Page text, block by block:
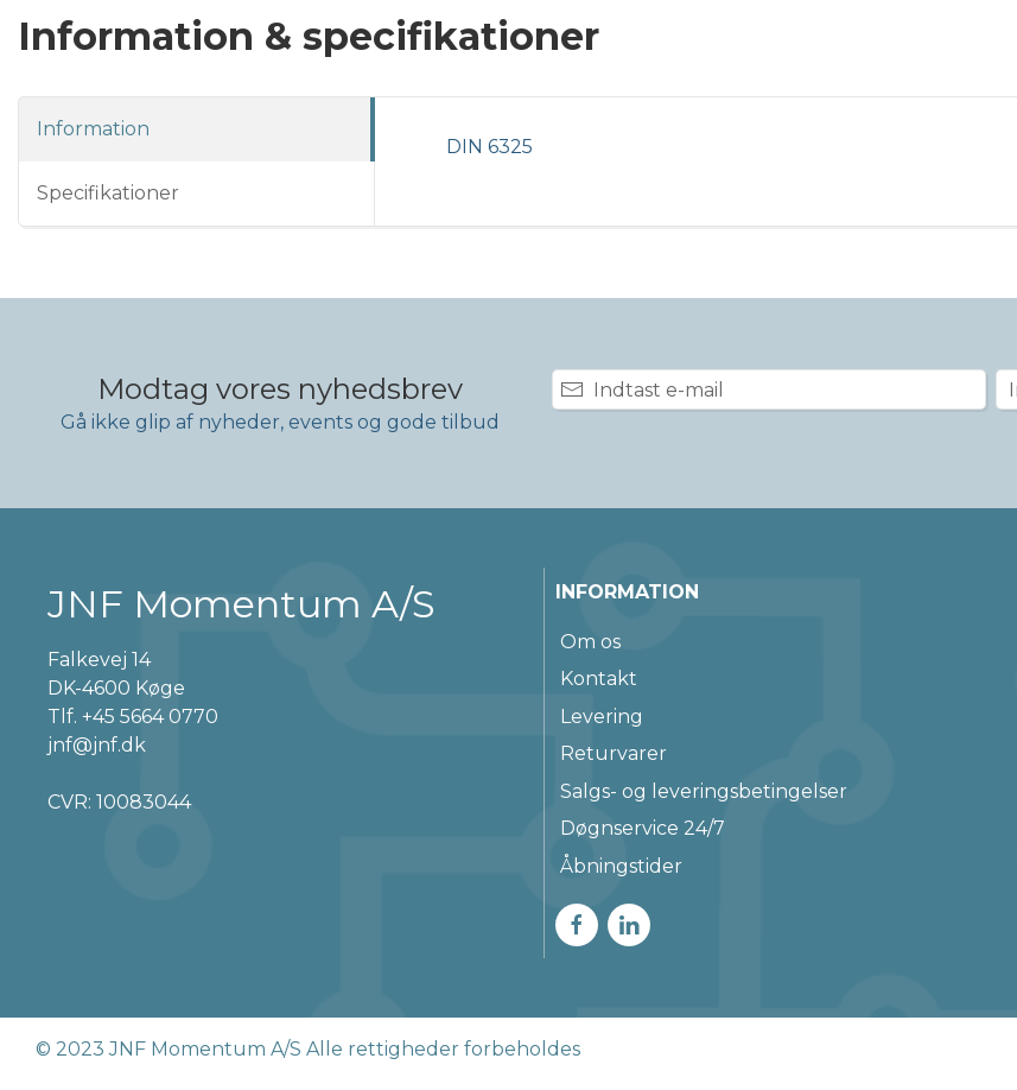
Information & specifikationer
Information
Specifikationer
DIN 6325
Modtag vores nyhedsbrev
Gå ikke glip af nyheder, events og gode tilbud
JNF Momentum A/S
Falkevej 14
DK-4600 Køge
Tlf. +45 5664 0770
jnf@jnf.dk
CVR: 10083044
INFORMATION
Om os
Kontakt
Levering
Returvarer
Salgs- og leveringsbetingelser
Døgnservice 24/7
Åbningstider
© 2023 JNF Momentum A/S Alle rettigheder forbeholdes